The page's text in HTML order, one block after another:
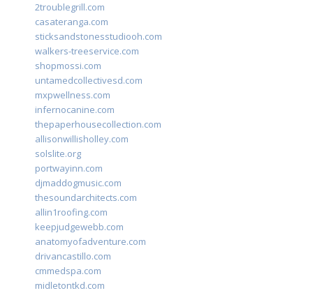
2troublegrill.com
casateranga.com
sticksandstonesstudiooh.com
walkers-treeservice.com
shopmossi.com
untamedcollectivesd.com
mxpwellness.com
infernocanine.com
thepaperhousecollection.com
allisonwillisholley.com
solslite.org
portwayinn.com
djmaddogmusic.com
thesoundarchitects.com
allin1roofing.com
keepjudgewebb.com
anatomyofadventure.com
drivancastillo.com
cmmedspa.com
midletontkd.com